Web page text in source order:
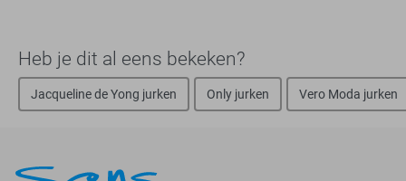
Heb je dit al eens bekeken?
Jacqueline de Yong jurken Only jurken Vero Moda jurken